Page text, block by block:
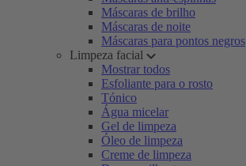
Máscaras de brilho
Máscaras de noite
Máscaras para pontos negros
Limpeza facial
Mostrar todos
Esfoliante para o rosto
Tónico
Água micelar
Gel de limpeza
Óleo de limpeza
Creme de limpeza